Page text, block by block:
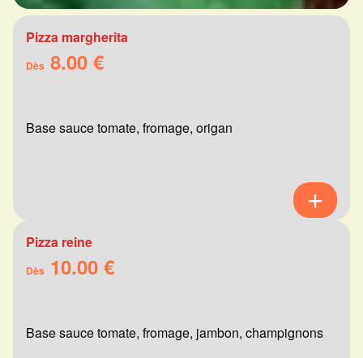
Pizza margherita
Dès 8.00 €
Base sauce tomate, fromage, origan
Pizza reine
Dès 10.00 €
Base sauce tomate, fromage, jambon, champignons